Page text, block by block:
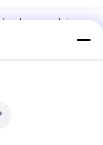
dumper oleju
Zrzucacze